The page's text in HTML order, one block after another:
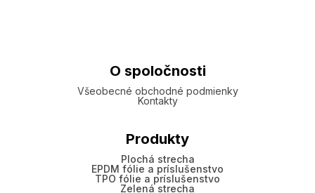
O spoločnosti
Všeobecné obchodné podmienky
Kontakty
Produkty
Plochá strecha
EPDM fólie a príslušenstvo
TPO fólie a príslušenstvo
Zelená strecha